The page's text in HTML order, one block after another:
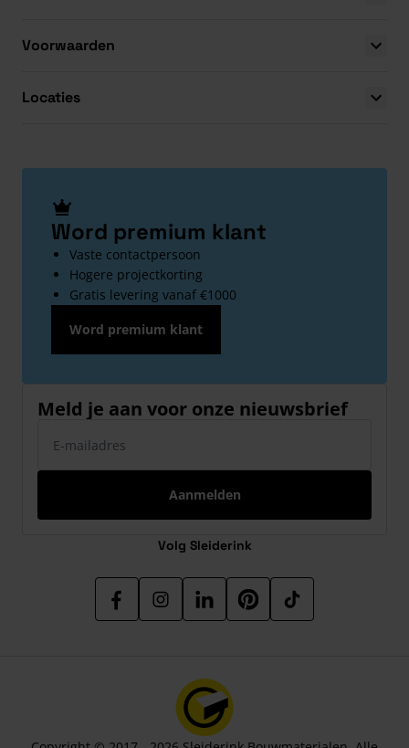
Voorwaarden
Locaties
Word premium klant
Vaste contactpersoon
Hogere projectkorting
Gratis levering vanaf €1000
Word premium klant
Meld je aan voor onze nieuwsbrief
Aanmelden
Volg Sleiderink